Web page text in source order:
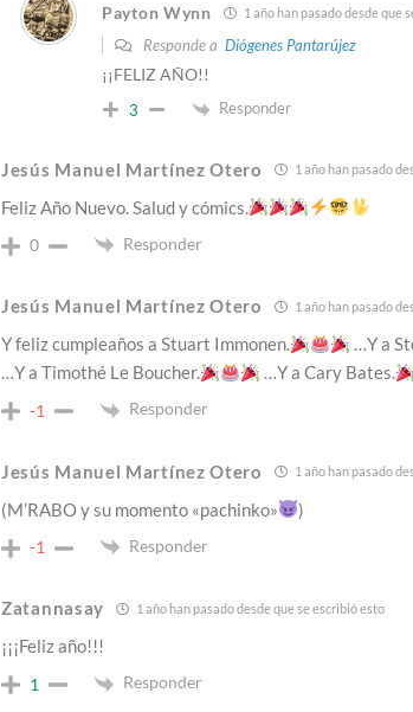
Payton Wynn 1 año han pasado desde que
Responde a Diógenes Pantarújez
¡¡FELIZ AÑO!!
3 Responder
Jesús Manuel Martínez Otero 1 año han pasado
Feliz Año Nuevo. Salud y cómics.
0 Responder
Jesús Manuel Martínez Otero 1 año han pasado
Y feliz cumpleaños a Stuart Immonen. …Y a
…Y a Timothé Le Boucher.
…Y a Cary Bates.
-1 Responder
Jesús Manuel Martínez Otero 1 año han pasado
(M’RABO y su momento «pachinko» )
-1 Responder
Zatannasay 1 año han pasado desde que se escribió esto
¡¡¡Feliz año!!!
1 Responder